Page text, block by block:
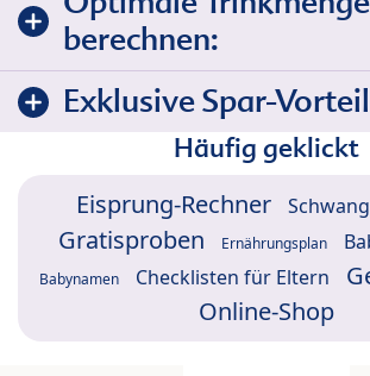
berechnen:
Exklusive Spar-
Häufig geklickt
Eisprung-Rechner
Gratisproben Ernährungsplan
Babynamen Checklisten für Eltern
Online-Shop